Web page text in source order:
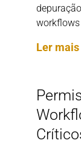
Ler mais